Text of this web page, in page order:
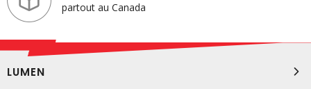
partout au Canada
LUMEN